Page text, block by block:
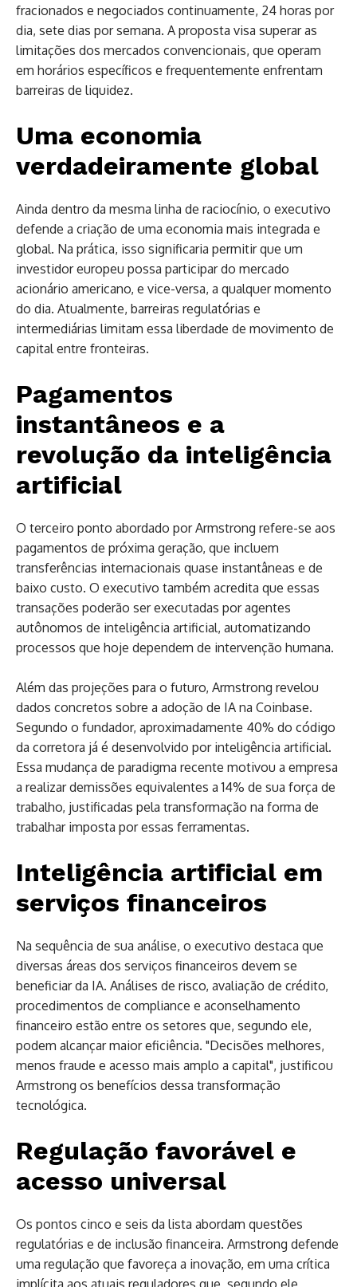
fracionados e negociados continuamente, 24 horas por
dia, sete dias por semana. A proposta visa superar as
limitações dos mercados convencionais, que operam
em horários específicos e frequentemente enfrentam
barreiras de liquidez.
Uma economia
verdadeiramente global
Ainda dentro da mesma linha de raciocínio, o executivo
defende a criação de uma economia mais integrada e
global. Na prática, isso significaria permitir que um
investidor europeu possa participar do mercado
acionário americano, e vice-versa, a qualquer momento
do dia. Atualmente, barreiras regulatórias e
intermediárias limitam essa liberdade de movimento de
capital entre fronteiras.
Pagamentos
instantâneos e a
revolução da inteligência
artificial
O terceiro ponto abordado por Armstrong refere-se aos
pagamentos de próxima geração, que incluem
transferências internacionais quase instantâneas e de
baixo custo. O executivo também acredita que essas
transações poderão ser executadas por agentes
autônomos de inteligência artificial, automatizando
processos que hoje dependem de intervenção humana.
Além das projeções para o futuro, Armstrong revelou
dados concretos sobre a adoção de IA na Coinbase.
Segundo o fundador, aproximadamente 40% do código
da corretora já é desenvolvido por inteligência artificial.
Essa mudança de paradigma recente motivou a empresa
a realizar demissões equivalentes a 14% de sua força de
trabalho, justificadas pela transformação na forma de
trabalhar imposta por essas ferramentas.
Inteligência artificial em
serviços financeiros
Na sequência de sua análise, o executivo destaca que
diversas áreas dos serviços financeiros devem se
beneficiar da IA. Análises de risco, avaliação de crédito,
procedimentos de compliance e aconselhamento
financeiro estão entre os setores que, segundo ele,
podem alcançar maior eficiência. "Decisões melhores,
menos fraude e acesso mais amplo a capital", justificou
Armstrong os benefícios dessa transformação
tecnológica.
Regulação favorável e
acesso universal
Os pontos cinco e seis da lista abordam questões
regulatórias e de inclusão financeira. Armstrong defende
uma regulação que favoreça a inovação, em uma crítica